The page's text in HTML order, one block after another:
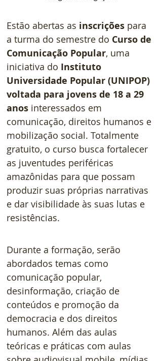
Estão abertas as inscrições para
a turma do semestre do Curso de
Comunicação Popular, uma
iniciativa do Instituto
Universidade Popular (UNIPOP)
voltada para jovens de 18 a 29
anos interessados em
comunicação, direitos humanos e
mobilização social. Totalmente
gratuito, o curso busca fortalecer
as juventudes periféricas
amazônidas para que possam
produzir suas próprias narrativas
e dar visibilidade às suas lutas e
resistências.
Durante a formação, serão
abordados temas como
comunicação popular,
desinformação, criação de
conteúdos e promoção da
democracia e dos direitos
humanos. Além das aulas
teóricas e práticas com aulas